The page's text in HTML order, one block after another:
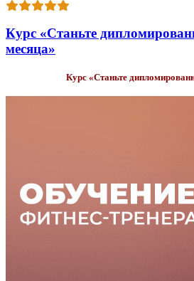
Курс «Станьте
месяца»
Курс «Станьте